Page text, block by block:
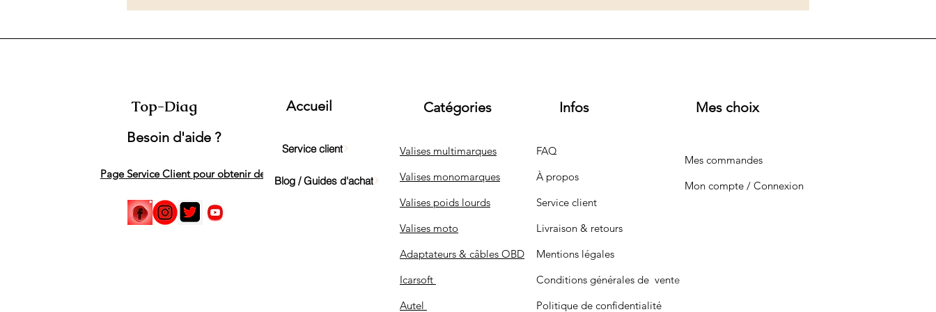
lors qu’ils sont équipés d’une prise OBD ou compatibles avec les adaptateurs fournis.
Top-Diag
Besoin d'aide ?
Page Service Client pour obtenir de l'aide
Accueil
Service client
Blog / Guides d'achat
Catégories
Valises multimarques
Valises monomarques
Valises poids lourds
Valises moto
Adaptateurs & câbles OBD
Icarsoft
Autel
Infos
FAQ
À propos
Service client
Livraison & retours
Mentions légales
Conditions générales de vente
Politique de confidentialité
Mes choix
Mes commandes
Mon compte / Connexion